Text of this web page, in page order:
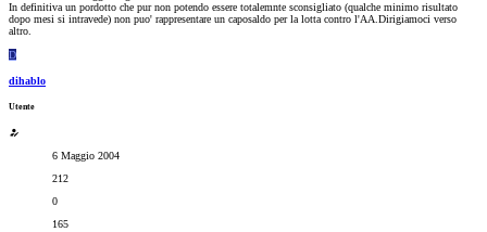
In definitiva un pordotto che pur non potendo essere totalemnte sconsigliato (qualche minimo risultato
dopo mesi si intravede) non puo' rappresentare un caposaldo per la lotta contro l'AA.Dirigiamoci verso
altro.
D
dihablo
Utente
6 Maggio 2004
212
0
165